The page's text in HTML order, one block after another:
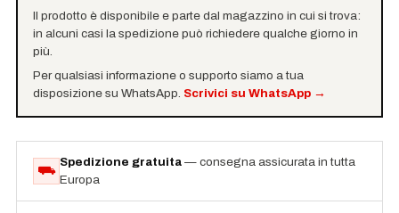
Il prodotto è disponibile e parte dal magazzino in cui si trova:
in alcuni casi la spedizione può richiedere qualche giorno in
più.
Per qualsiasi informazione o supporto siamo a tua
disposizione su WhatsApp. Scrivici su WhatsApp→
⛟
Spedizione gratuita — consegna assicurata in tutta
Europa